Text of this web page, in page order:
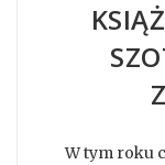
W tym roku